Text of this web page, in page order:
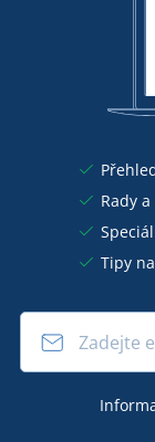
Rady
Tipy